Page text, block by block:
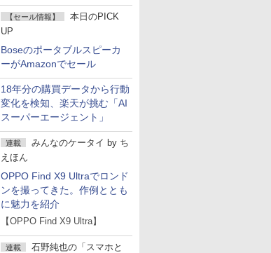
【セール情報】
本日のPICK
UP
Boseのポータブルスピーカ
ーがAmazonでセール
18年分の購買データから行動
変化を検知、楽天が挑む「AI
スーパーエージェント」
連載 みんなのケータイ by ち
えほん
OPPO Find X9 Ultraでロンド
ンを撮ってきた。作例ととも
に魅力を紹介
【OPPO Find X9 Ultra】
連載
石野純也の「スマホと